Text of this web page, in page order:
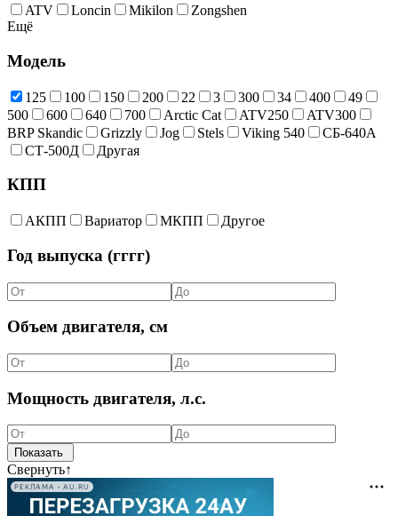
ATV Loncin Mikilon
Zongshen
Ещё
Модель
125 100 150 200 22 3 300 34 400
49
500
600 640 700 Arctic Cat ATV250
ATV300
BRP Skandic
Grizzly Jog Stels Viking 540
СБ-640А
СТ-500Д
Другая
КПП
АКПП Вариатор МКПП Другое
Год выпуска (гггг)
Объем двигателя, см
Мощность двигателя, л.с.
Свернуть↑
РЕКЛАМА • AU.RU